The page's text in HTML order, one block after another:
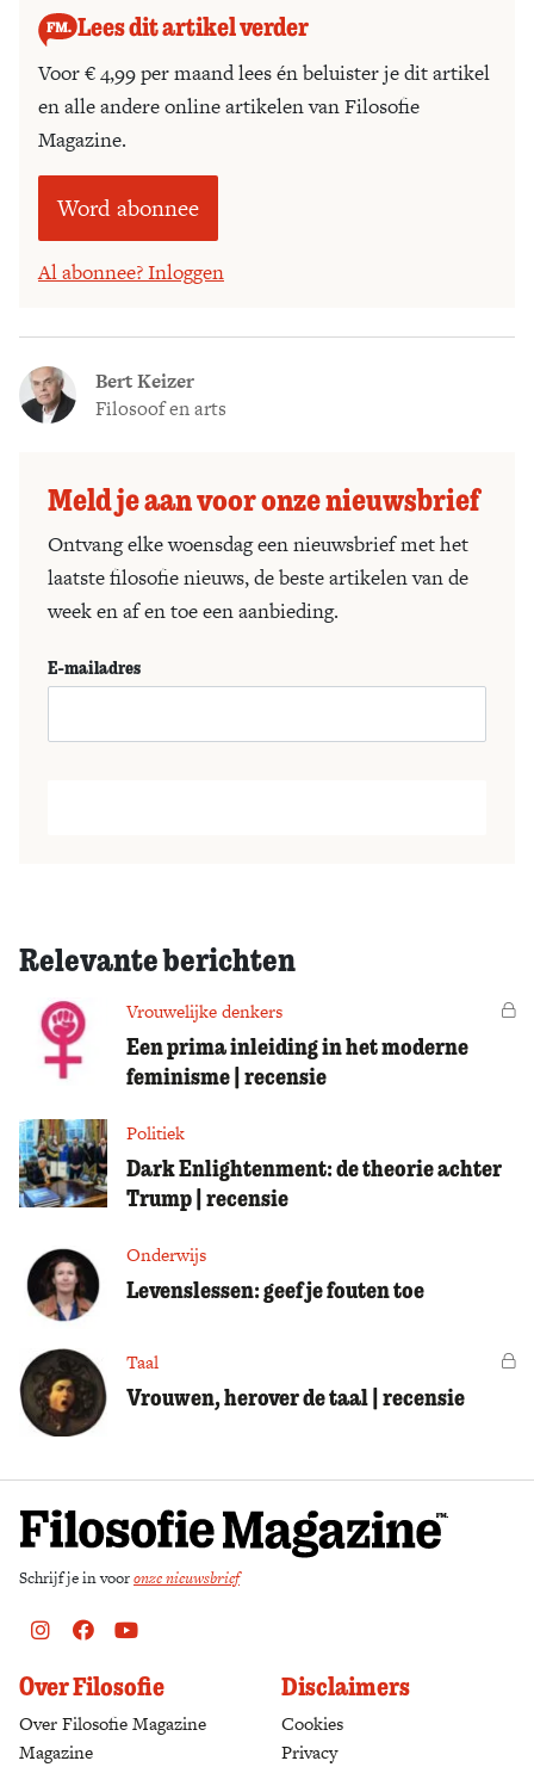
Lees dit artikel verder
Voor € 4,99 per maand lees én beluister je dit artikel
en alle andere online artikelen van Filosofie
Magazine.
Word abonnee
Al abonnee? Inloggen
Bert Keizer
Filosoof en arts
Meld je aan voor onze nieuwsbrief
Ontvang elke woensdag een nieuwsbrief met het
laatste filosofie nieuws, de beste artikelen van de
week en af en toe een aanbieding.
E-mailadres
Relevante berichten
Vrouwelijke denkers
Een prima inleiding in het moderne
feminisme | recensie
Politiek
Dark Enlightenment: de theorie achter
Trump | recensie
Onderwijs
Levenslessen: geef je fouten toe
Taal
Vrouwen, herover de taal | recensie
Schrijf je in vooronze nieuwsbrief
Instagram
FacebookYoutube
Over Filosofie
Over Filosofie Magazine
Magazine
Disclaimers
Cookies
Privacy